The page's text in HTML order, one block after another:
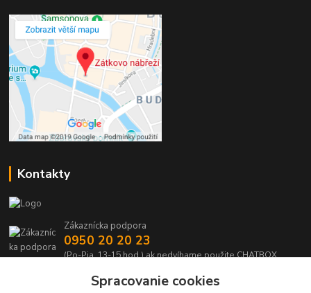
Kontakty
Zákaznícka podpora
0950 20 20 23
(Po-Pia, 13-15 hod.) ak nedvíhame použite CHATBOX
info@kabelmanie.skSpracovanie cookies